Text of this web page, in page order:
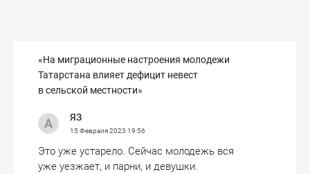
«На миграционные настроения молодежи
Татарстана влияет дефицит невест
в сельской местности»
ЯЗ
15 Февраля 2023 19:56
Это уже устарело. Сейчас молодежь вся
уже уезжает, и парни, и девушки.